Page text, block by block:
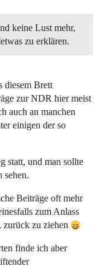
keine Lust mehr,
zu erklären.
diesem Brett
zur NDR hier meist
auch an manchen
einigen der so
statt, und man sollte
sehen.
Beiträge oft mehr
zum Anlass
zu ziehen
finde ich aber